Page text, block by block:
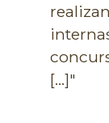
[...]"